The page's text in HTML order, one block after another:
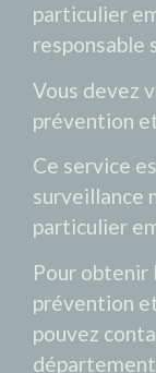
particulier
responsable
Vous devez
prévention
Ce service
surveillance
particulier
Pour obtenir
prévention
pouvez